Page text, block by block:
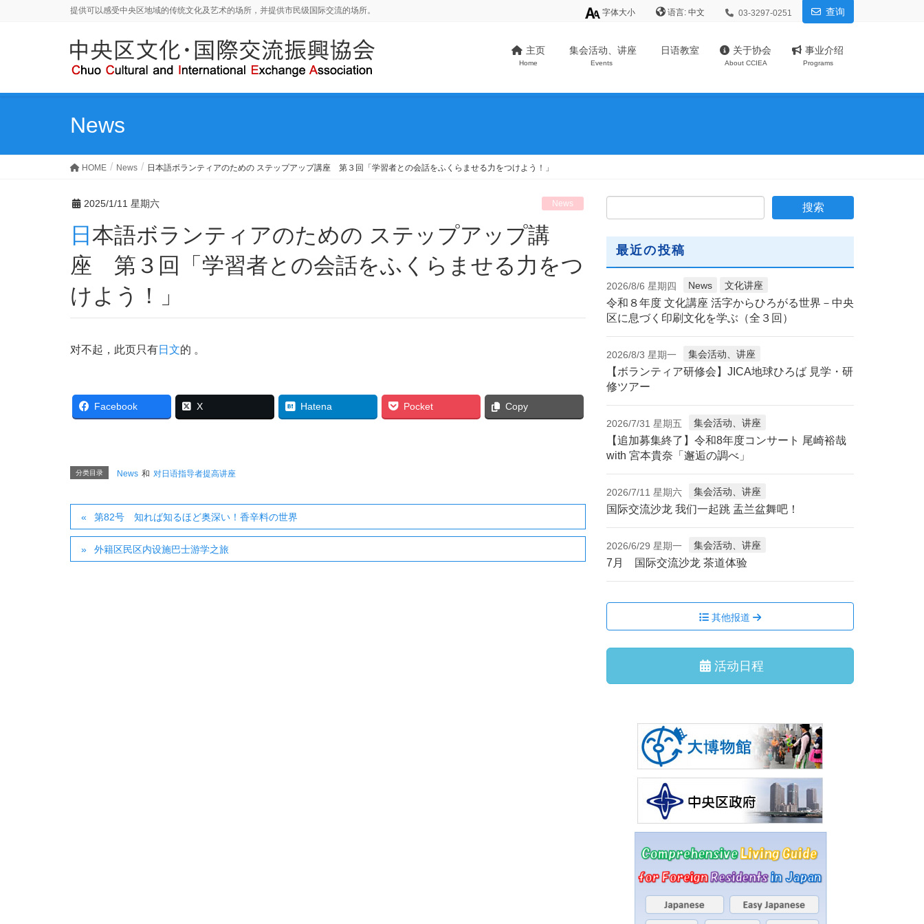
提供可以感受中央区地域的传统文化及艺术的场所，并提供市民级国际交流的场所。 字体大小 语言: 03-3297-0251 查询
主页
Home
集会活动、讲座
Events
日语教室 关于协会
About CCIEA
事业介绍
Programs
News
HOME News 日本語ボランティアのための ステップアップ講座 第３回「学習者との会話をふくらませる力をつけよう！」
2025/1/11 星期六 News
日本語ボランティアのための ステップアップ講
座 第３回「学習者との会話をふくらませる力をつ
けよう！」
对不起，此页只有日文的 。
Facebook X Hatena Pocket Copy
分类目录 News 和 对日语指导者提高讲座
第82号 知れば知るほど奥深い！香辛料の世界
外籍区民区内设施巴士游学之旅
最近の投稿
2026/8/6 星期四 News 文化讲座
令和８年度 文化講座 活字からひろがる世界－中央
区に息づく印刷文化を学ぶ（全３回）
2026/8/3 星期一 集会活动、讲座
【ボランティア研修会】JICA地球ひろば 見学・研
修ツアー
2026/7/31 星期五 集会活动、讲座
【追加募集終了】令和8年度コンサート 尾崎裕哉
with 宮本貴奈「邂逅の調べ」
2026/7/11 星期六 集会活动、讲座
国际交流沙龙 我们一起跳 盂兰盆舞吧！
2026/6/29 星期一 集会活动、讲座
7月 国际交流沙龙 茶道体验
其他报道
活动日程